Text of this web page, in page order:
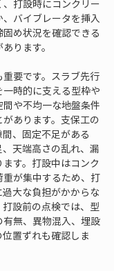
打設時にコンクリー
、バイブレータを挿入
め状況を確認できる
ります。
要です。スラブ先行
時的に支える型枠や
や不均一な地盤条件
あります。支保工の
、固定不足がある
天端高さの乱れ、漏
す。打設中はコンク
重が集中するため、打
大な負担がかからな
設前の点検では、型
無、異物混入、埋設
置ずれも確認しま